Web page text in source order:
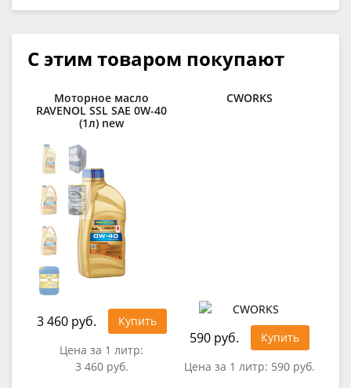
С этим товаром покупают
Моторное масло
RAVENOL SSL SAE 0W-40
(1л) new
3 460 руб.
Купить
Цена за 1 литр:
3 460 руб.
CWORKS
590 руб.
Купить
Цена за 1 литр: 590 руб.